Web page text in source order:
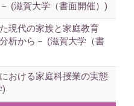
(滋賀大学（書面開催）)
現代の家族と家庭教育
析から－ (滋賀大学（書
おける家庭科授業の実態
)